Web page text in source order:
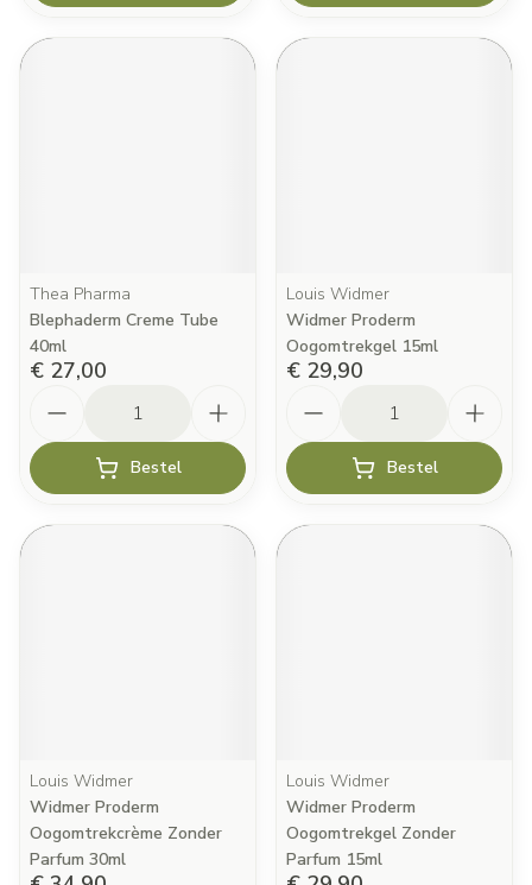
Thea Pharma
Blephaderm Creme Tube
40ml
€ 27,00
Bestel
Louis Widmer
Widmer Proderm
Oogomtrekgel 15ml
€ 29,90
Bestel
Louis Widmer
Widmer Proderm
Oogomtrekcrème Zonder
Parfum 30ml
Louis Widmer
Widmer Proderm
Oogomtrekgel Zonder
Parfum 15ml